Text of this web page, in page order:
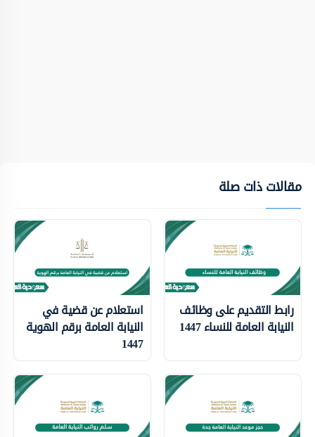
مقالات ذات صلة
رابط التقديم على وظائف
النيابة العامة للنساء 1447
استعلام عن قضية في
النيابة العامة برقم الهوية
1447